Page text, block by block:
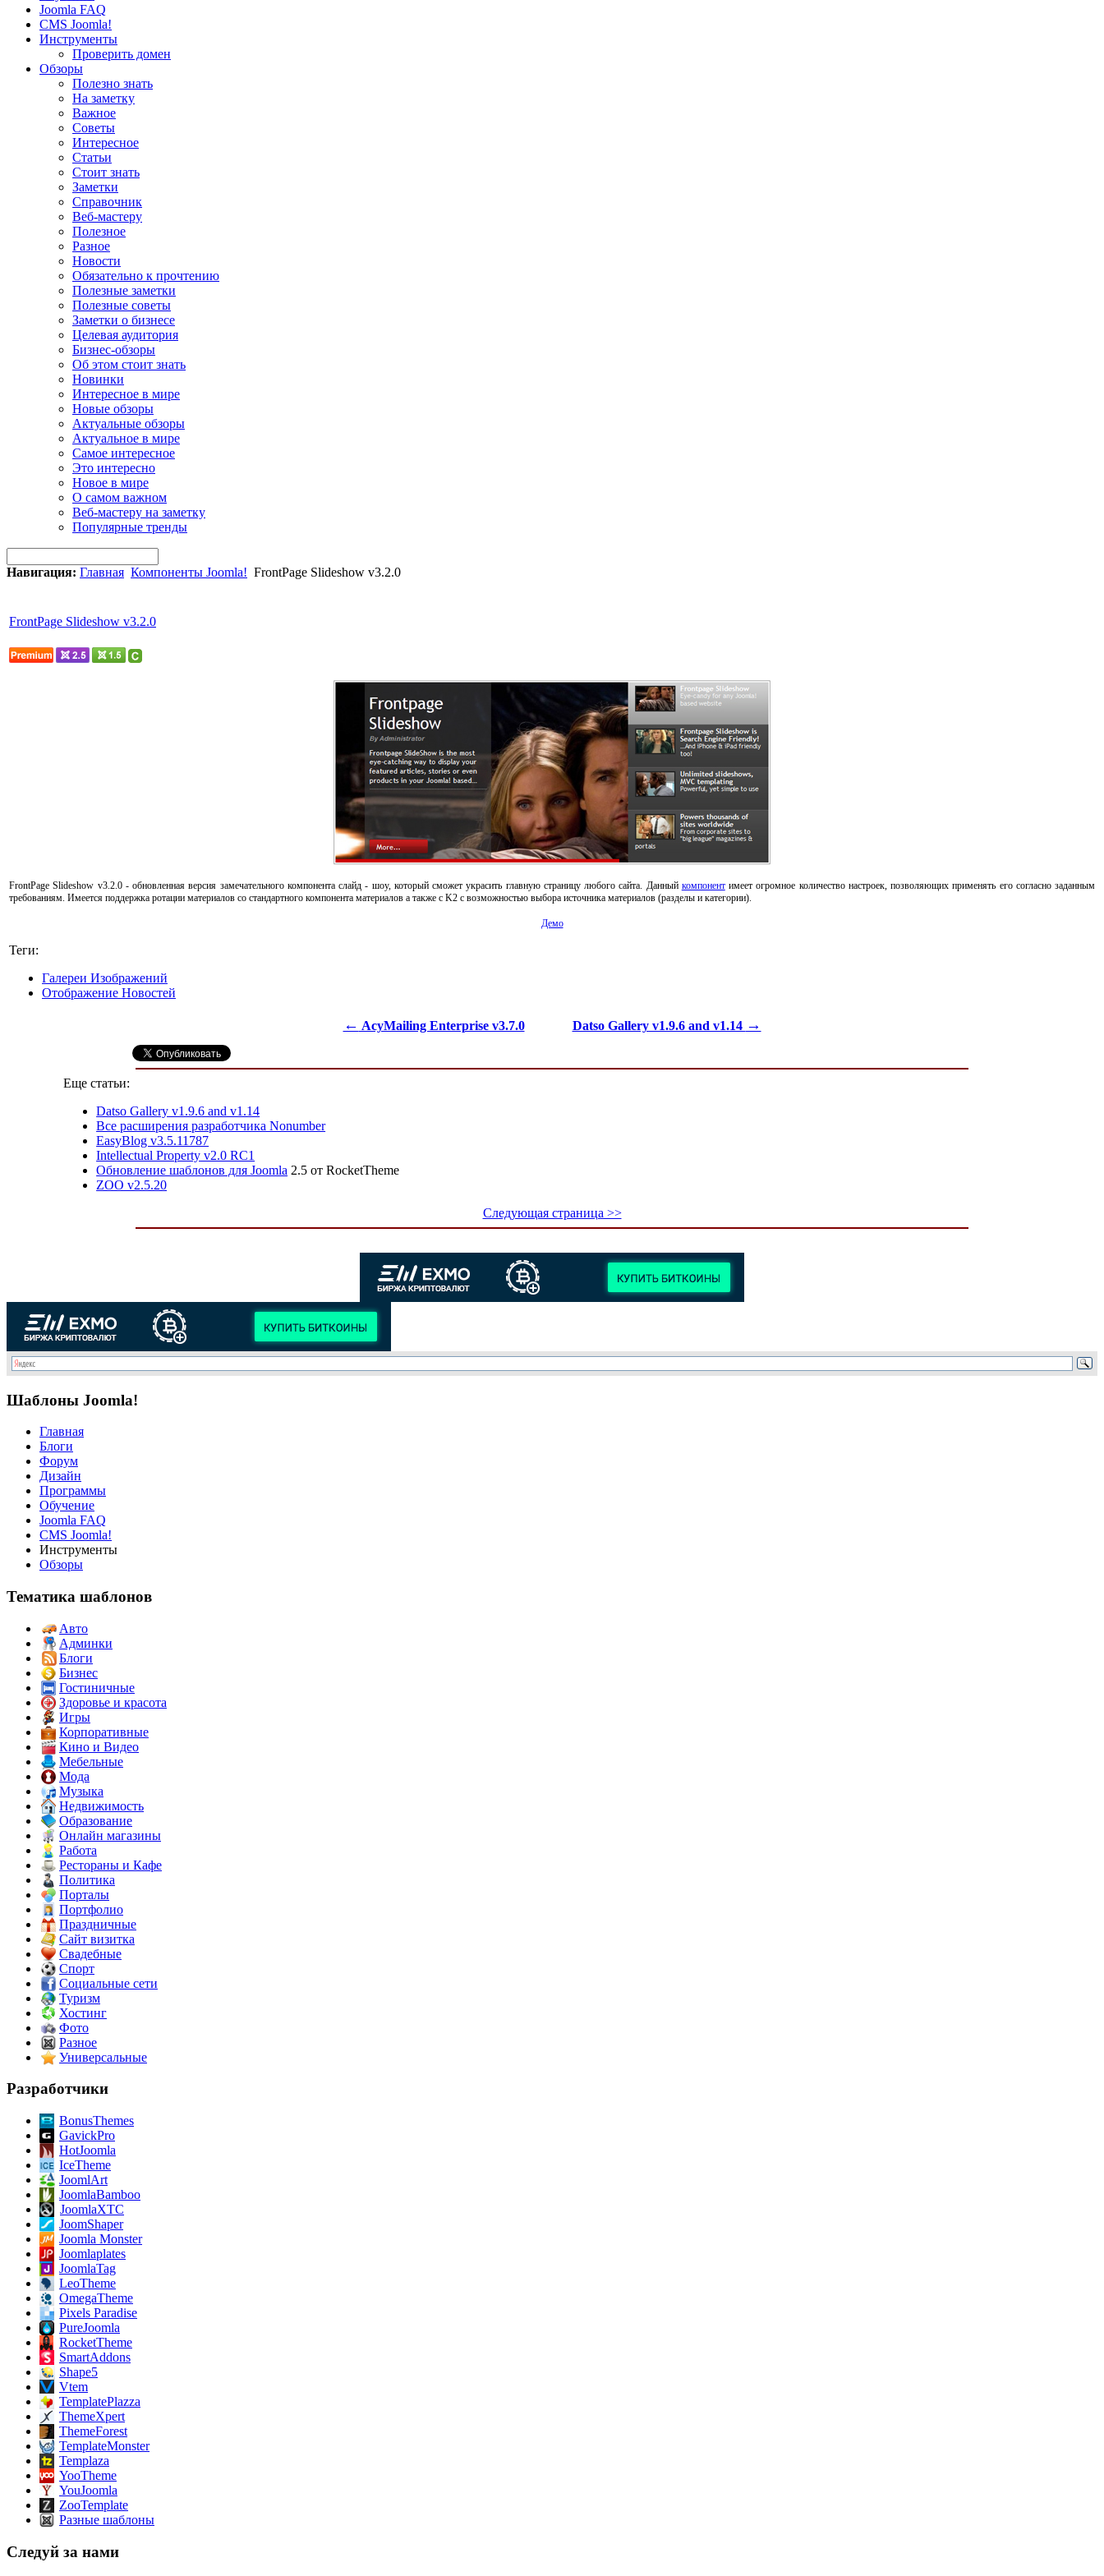
Joomla FAQ
CMS Joomla!
Инструменты
Проверить домен
Обзоры
Полезно знать
На заметку
Важное
Советы
Интересное
Статьи
Стоит знать
Заметки
Справочник
Веб-мастеру
Полезное
Разное
Новости
Обязательно к прочтению
Полезные заметки
Полезные советы
Заметки о бизнесе
Целевая аудитория
Бизнес-обзоры
Об этом стоит знать
Новинки
Интересное в мире
Новые обзоры
Актуальные обзоры
Актуальное в мире
Самое интересное
Это интересно
Новое в мире
О самом важном
Веб-мастеру на заметку
Популярные тренды
Навигация: Главная Компоненты Joomla! FrontPage Slideshow v3.2.0
FrontPage Slideshow v3.2.0
FrontPage Slideshow v3.2.0 - обновленная версия замечательного компонента слайд - шоу, который сможет украсить главную страницу любого сайта. Данный компонентимеет огромное количество настроек, позволяющих применять его согласно заданным
требованиям. Имеется поддержка ротации материалов со стандартного компонента материалов а также с K2 с возможностью выбора источника материалов (разделы и категории).
Демо
Теги:
Галереи Изображений
Отображение Новостей
← AcyMailing Enterprise v3.7.0 Datso Gallery v1.9.6 and v1.14 →
Еще статьи:
Datso Gallery v1.9.6 and v1.14
Все расширения разработчика Nonumber
EasyBlog v3.5.11787
Intellectual Property v2.0 RC1
Обновление шаблонов дляJoomla 2.5 от RocketTheme
ZOO v2.5.20
Следующая страница >>
Шаблоны Joomla!
Главная
Блоги
Форум
Дизайн
Программы
Обучение
Joomla FAQ
CMS Joomla!
Инструменты
Обзоры
Тематика шаблонов
Авто
Админки
Блоги
Бизнес
Гостиничные
Здоровье и красота
Игры
Корпоративные
Кино и Видео
Мебельные
Мода
Музыка
Недвижимость
Образование
Онлайн магазины
Работа
Рестораны и Кафе
Политика
Порталы
Портфолио
Праздничные
Сайт визитка
Свадебные
Спорт
Социальные сети
Туризм
Хостинг
Фото
Разное
Универсальные
Разработчики
BonusThemes
GavickPro
HotJoomla
IceTheme
JoomlArt
JoomlaBamboo
JoomlaXTC
JoomShaper
Joomla Monster
Joomlaplates
JoomlaTag
LeoTheme
OmegaTheme
Pixels Paradise
PureJoomla
RocketTheme
SmartAddons
Shape5
Vtem
TemplatePlazza
ThemeXpert
ThemeForest
TemplateMonster
Templaza
YooTheme
YouJoomla
ZooTemplate
Разные шаблоны
Следуй за нами